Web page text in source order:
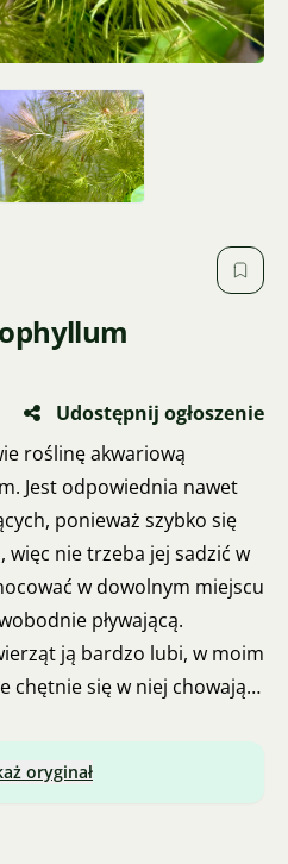
Udostępnij ogłoszenie
roślinę akwariową
Jest odpowiednia nawet
ponieważ szybko się
nie trzeba jej sadzić w
w dowolnym miejscu
pływającą.
ją bardzo lubi, w moim
chętnie się w niej chowają.
mogła się również u
krewetki - ustalenie
oryginał